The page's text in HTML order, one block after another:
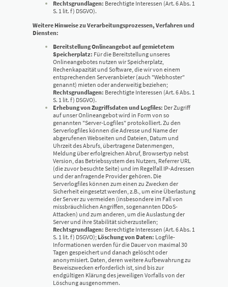
Rechtsgrundlagen: Berechtigte Interessen (Art. 6 Abs. 1
S. 1 lit. f) DSGVO).
Weitere Hinweise zu Verarbeitungsprozessen, Verfahren und
Diensten:
Bereitstellung Onlineangebot auf gemietetem
Speicherplatz: Für die Bereitstellung unseres
Onlineangebotes nutzen wir Speicherplatz,
Rechenkapazität und Software, die wir von einem
entsprechenden Serveranbieter (auch "Webhoster"
genannt) mieten oder anderweitig beziehen;
Rechtsgrundlagen: Berechtigte Interessen (Art. 6 Abs. 1
S. 1 lit. f) DSGVO).
Erhebung von Zugriffsdaten und Logfiles: Der Zugriff
auf unser Onlineangebot wird in Form von so
genannten "Server-Logfiles" protokolliert. Zu den
Serverlogfiles können die Adresse und Name der
abgerufenen Webseiten und Dateien, Datum und
Uhrzeit des Abrufs, übertragene Datenmengen,
Meldung über erfolgreichen Abruf, Browsertyp nebst
Version, das Betriebssystem des Nutzers, Referrer URL
(die zuvor besuchte Seite) und im Regelfall IP-Adressen
und der anfragende Provider gehören. Die
Serverlogfiles können zum einen zu Zwecken der
Sicherheit eingesetzt werden, z.B., um eine Überlastung
der Server zu vermeiden (insbesondere im Fall von
missbräuchlichen Angriffen, sogenannten DDoS-
Attacken) und zum anderen, um die Auslastung der
Server und ihre Stabilität sicherzustellen;
Rechtsgrundlagen: Berechtigte Interessen (Art. 6 Abs. 1
S. 1 lit. f) DSGVO); Löschung von Daten: Logfile-
Informationen werden für die Dauer von maximal 30
Tagen gespeichert und danach gelöscht oder
anonymisiert. Daten, deren weitere Aufbewahrung zu
Beweiszwecken erforderlich ist, sind bis zur
endgültigen Klärung des jeweiligen Vorfalls von der
Löschung ausgenommen.